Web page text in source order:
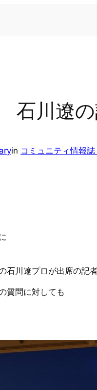
川遼
in コミュニティ情報
川遼プロが出席の記者
質問に対しても